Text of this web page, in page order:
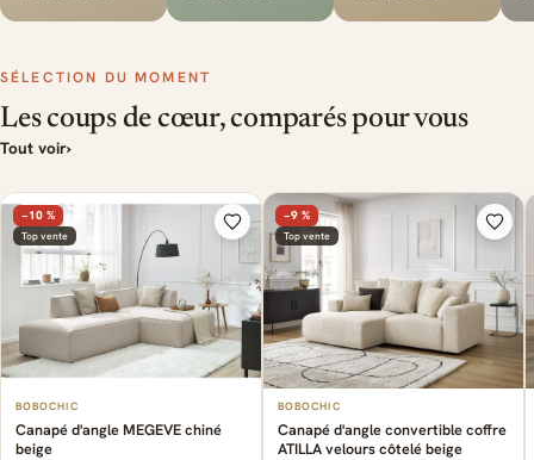
SÉLECTION DU MOMENT
Les coups de cœur, comparés pour vous
Tout voir›
−10 %
Top vente
BOBOCHIC
Canapé d'angle MEGEVE chiné
beige
−9 %
Top vente
BOBOCHIC
Canapé d'angle convertible coffre
ATILLA velours côtelé beige